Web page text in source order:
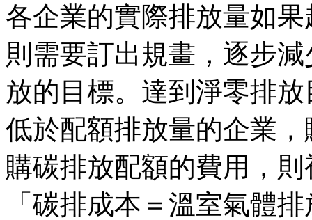
各企業的實際排放量如
則需要訂出規畫，逐步
放的目標。達到淨零排
低於配額排放量的企業
購碳排放配額的費用，
「碳排成本＝溫室氣體